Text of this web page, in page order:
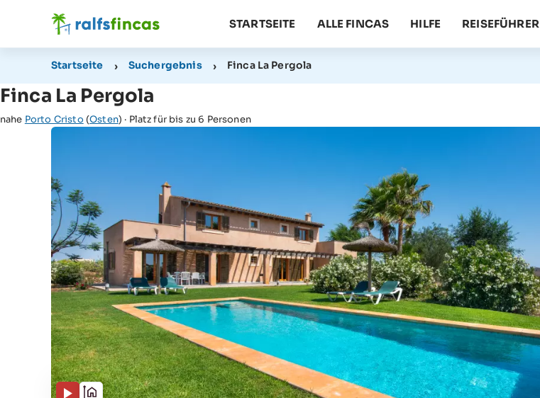
STARTSEITE ALLE FINCAS HILFE REISEFÜHRER
Startseite Suchergebnis Finca La Pergola
Finca La Pergola
nahe Porto Cristo (Osten) · Platz für bis zu 6 Personen